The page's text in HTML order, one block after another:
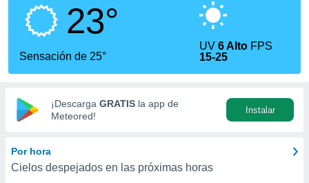
calidad.
a este
las
y
digital
basada
23°
Sensación de 25°
UV6 Alto FPS
15-25
¡Descarga GRATIS la app de
Meteored!
Instalar
Por hora
Cielos despejados en las próximas horas